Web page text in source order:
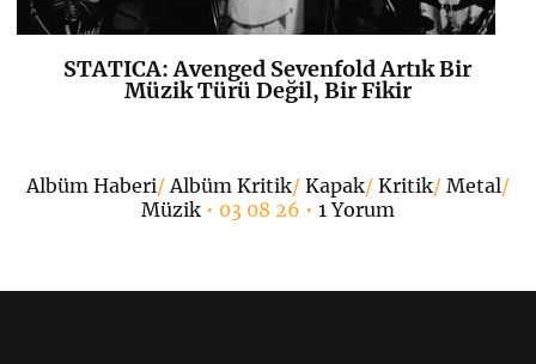
K+
STATICA: Avenged Sevenfold Artık Bir
Müzik Türü Değil, Bir Fikir
Albüm Haberi/Albüm Kritik/ Kapak/ Kritik/ Metal/
Müzik• 03 08 26 • 1 Yorum